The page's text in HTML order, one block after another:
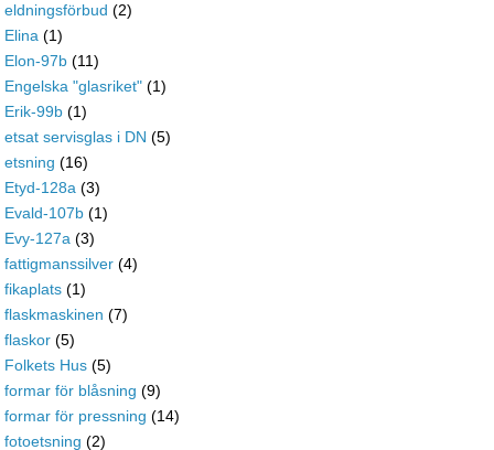
eldningsförbud (2)
Elina (1)
Elon-97b (11)
Engelska "glasriket" (1)
Erik-99b (1)
etsat servisglas i DN (5)
etsning (16)
Etyd-128a (3)
Evald-107b (1)
Evy-127a (3)
fattigmanssilver (4)
fikaplats (1)
flaskmaskinen (7)
flaskor (5)
Folkets Hus (5)
formar för blåsning (9)
formar för pressning (14)
fotoetsning (2)